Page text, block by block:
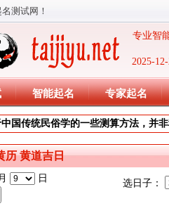
测试网！
2025-
专业智
智能起名 专家起名
国传统民俗学的一些测算方法，并
历 黄道吉日
日 选日子：